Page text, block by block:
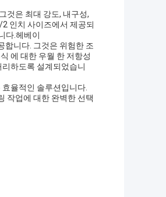
것은 최대 강도, 내구성,
인치 사이즈에서 제공되
다.헤베이
합니다. 그것은 위험한 조
에 대한 우월 한 저항성
하도록 설계되었습니
효율적인 솔루션입니다.
작업에 대한 완벽한 선택